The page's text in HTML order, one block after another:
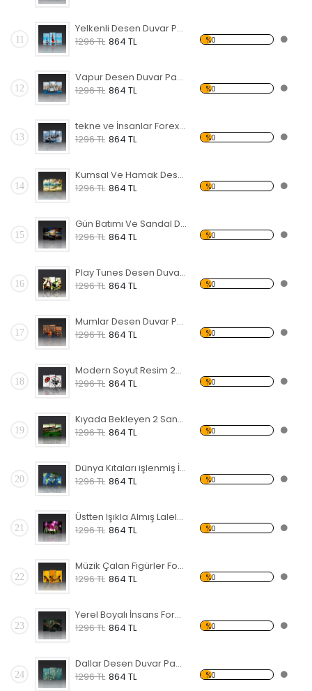
11
Yelkenli Desen Duvar Panosu
1296 TL 864 TL %0
12
Vapur Desen Duvar Panosu
1296 TL 864 TL %0
13
tekne ve İnsanlar Forex Tablo
1296 TL 864 TL %0
14
Kumsal Ve Hamak Desen Duvar Panosu
1296 TL 864 TL %0
15
Gün Batımı Ve Sandal Desen Duvar Panosu
1296 TL 864 TL %0
16
Play Tunes Desen Duvar Panosu
1296 TL 864 TL %0
17
Mumlar Desen Duvar Panosu
1296 TL 864 TL %0
18
Modern Soyut Resim 22 Forex Tablo
1296 TL 864 TL %0
19
Kıyada Bekleyen 2 Sandal Forex Tablo
1296 TL 864 TL %0
20
Dünya Kıtaları işlenmiş İnsan Yüzü Forex Tablo
1296 TL 864 TL %0
21
Üstten Işıkla Almış Laleler Forex Tablo
1296 TL 864 TL %0
22
Müzik Çalan Figürler Forex Tablo
1296 TL 864 TL %0
23
Yerel Boyalı İnsans Forex Tablo
1296 TL 864 TL %0
24
Dallar Desen Duvar Panosu
1296 TL 864 TL %0